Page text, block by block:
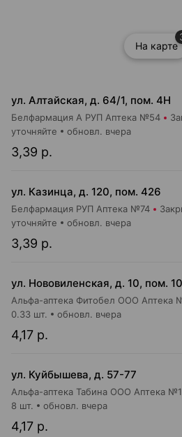
На карте
ул. Алтайская, д. 64/1, пом. 4Н
Белфармация А РУП Аптека №54
3,39 р.
уточняйте обновл. вчера
ул. Казинца, д. 120, пом. 426
Белфармация РУП Аптека №74
3,39 р.
уточняйте обновл. вчера
ул. Нововиленская, д. 10, пом.
Альфа-аптека Фитобел ООО Аптека
4,17 р.
0.33 шт. обновл. вчера
ул. Куйбышева, д. 57-77
Альфа-аптека Табина ООО Аптека №1
4,17 р.
8 шт. обновл. вчера